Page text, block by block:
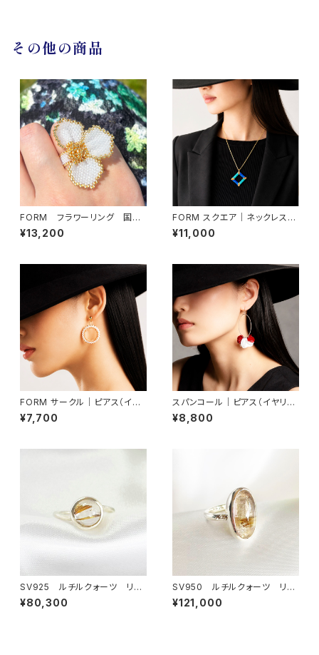
その他の商品
FORM フラワーリング 国産
ビーズ使用・軽やかなつけ心地
¥13,200
FORM スクエア｜ネックレス
（ネックレス取り外し可能）
¥11,000
FORM サークル｜ピアス（イヤ
リング交換可）
¥7,700
スパンコール｜ピアス（イヤリン
グ交換可）
¥8,800
SV925 ルチルクォーツ リン
グ
¥80,300
SV950 ルチルクォーツ リン
グ
¥121,000